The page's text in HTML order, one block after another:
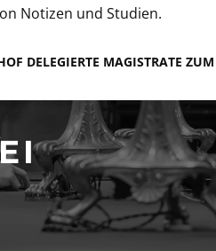
Notizen und Studien.
DELEGIERTE MAGISTRATE